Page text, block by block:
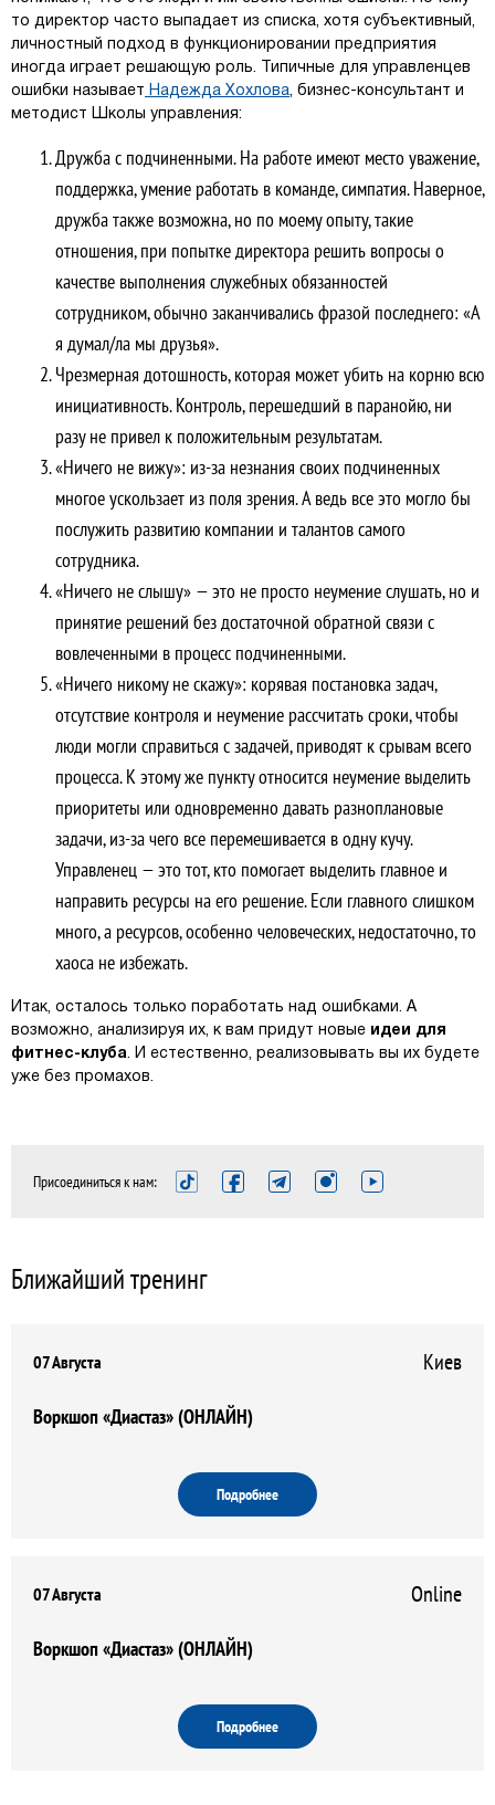
то директор часто выпадает из списка, хотя субъективный,
личностный подход в функционировании предприятия
иногда играет решающую роль. Типичные для управленцев
ошибки называет Надежда Хохлова, бизнес-консультант и
методист Школы управления:
Дружба с подчиненными. На работе имеют место уважение,
поддержка, умение работать в команде, симпатия. Наверное,
дружба также возможна, но по моему опыту, такие
отношения, при попытке директора решить вопросы о
качестве выполнения служебных обязанностей
сотрудником, обычно заканчивались фразой последнего: «А
я думал/ла мы друзья».
Чрезмерная дотошность, которая может убить на корню всю
инициативность. Контроль, перешедший в паранойю, ни
разу не привел к положительным результатам.
«Ничего не вижу»: из-за незнания своих подчиненных
многое ускользает из поля зрения. А ведь все это могло бы
послужить развитию компании и талантов самого
сотрудника.
«Ничего не слышу» — это не просто неумение слушать, но и
принятие решений без достаточной обратной связи с
вовлеченными в процесс подчиненными.
«Ничего никому не скажу»: корявая постановка задач,
отсутствие контроля и неумение рассчитать сроки, чтобы
люди могли справиться с задачей, приводят к срывам всего
процесса. К этому же пункту относится неумение выделить
приоритеты или одновременно давать разноплановые
задачи, из-за чего все перемешивается в одну кучу.
Управленец — это тот, кто помогает выделить главное и
направить ресурсы на его решение. Если главного слишком
много, а ресурсов, особенно человеческих, недостаточно, то
хаоса не избежать.
Итак, осталось только поработать над ошибками. А
возможно, анализируя их, к вам придут новые идеи для
фитнес-клуба. И естественно, реализовывать вы их будете
уже без промахов.
Присоединиться к нам:
Ближайший тренинг
07 Августа Киев
Воркшоп «Диастаз» (ОНЛАЙН)
Подробнее
07 Августа Online
Воркшоп «Диастаз» (ОНЛАЙН)
Подробнее